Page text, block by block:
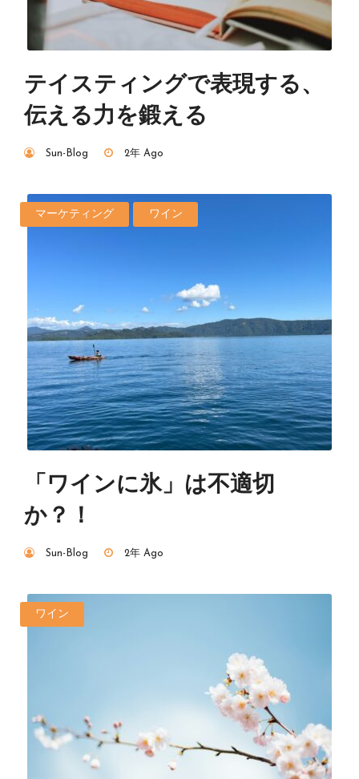
テイスティングで表現する、
伝える力を鍛える
Sun-Blog 2年 Ago
マーケティング ワイン
「ワインに氷」は不適切
か？！
Sun-Blog 2年 Ago
ワイン